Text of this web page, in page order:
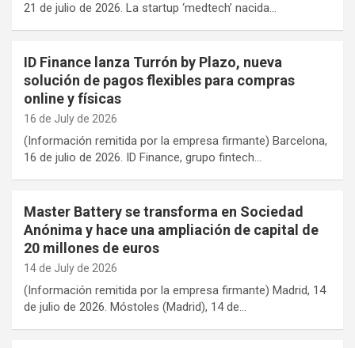
21 de julio de 2026. La startup ‘medtech’ nacida…
ID Finance lanza Turrón by Plazo, nueva
solución de pagos flexibles para compras
online y físicas
16 de July de 2026
(Información remitida por la empresa firmante) Barcelona,
16 de julio de 2026. ID Finance, grupo fintech…
Master Battery se transforma en Sociedad
Anónima y hace una ampliación de capital de
20 millones de euros
14 de July de 2026
(Información remitida por la empresa firmante) Madrid, 14
de julio de 2026. Móstoles (Madrid), 14 de…